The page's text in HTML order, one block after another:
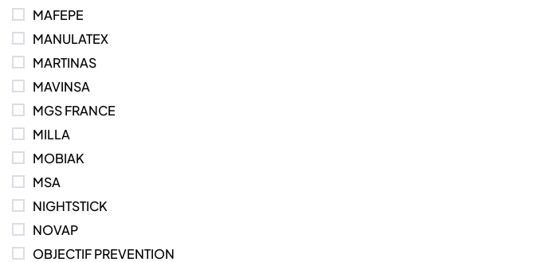
MAFEPE
MANULATEX
MARTINAS
MAVINSA
MGS FRANCE
MILLA
MOBIAK
MSA
NIGHTSTICK
NOVAP
OBJECTIF PREVENTION